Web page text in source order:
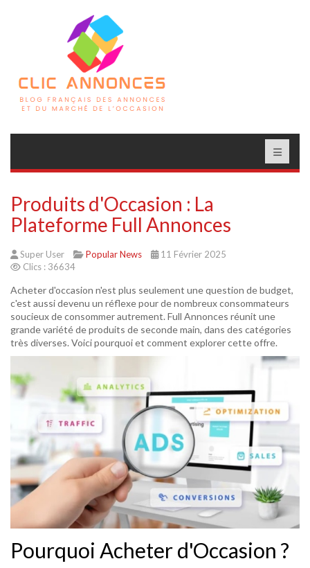
Produits d'Occasion : La
Plateforme Full Annonces
Super User Popular News
11 Février 2025
Clics : 36634
Acheter d'occasion n'est plus seulement une question de budget,
c'est aussi devenu un réflexe pour de nombreux consommateurs
soucieux de consommer autrement. Full Annonces réunit une
grande variété de produits de seconde main, dans des catégories
très diverses. Voici pourquoi et comment explorer cette offre.
Pourquoi Acheter d'Occasion ?